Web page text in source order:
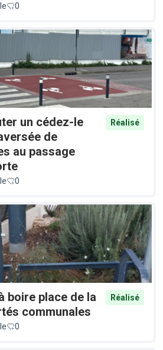
0
un cédez-le
de
au passage
Réalisé
0
boire place de la
communales
Réalisé
0